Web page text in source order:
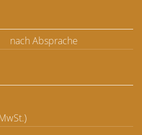
nach Absprache